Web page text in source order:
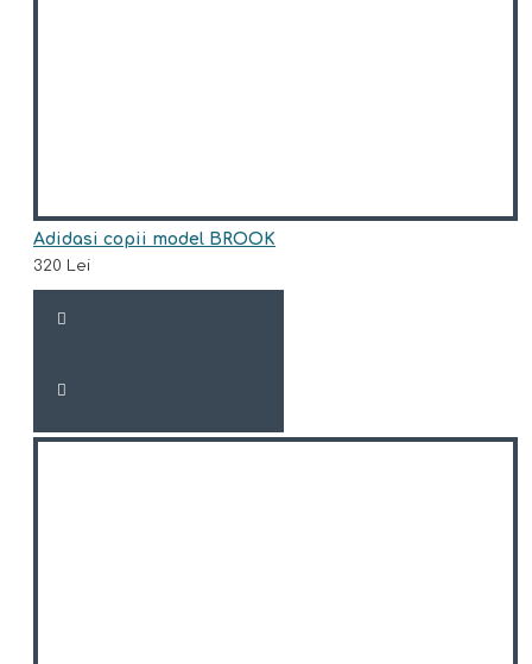
Adidasi copii model BROOK
320 Lei